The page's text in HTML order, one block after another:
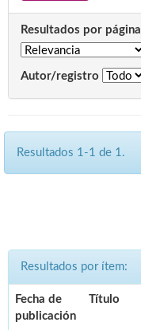
Resultados por página
Autor/registro
Resultados 1-1 de 1.
Resultados por ítem:
Fecha de
publicación
Título